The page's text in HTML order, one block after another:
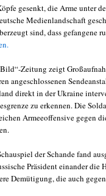
gesenkt, die Arme unter
Medienlandschaft
sind, dass gefangene
Zeitung zeigt
angeschlossenen
direkt in der Ukraine
zu erkennen. Die
Armeeoffensive gegen
der Schande fand
Präsident einander die
Demütigung, die auch